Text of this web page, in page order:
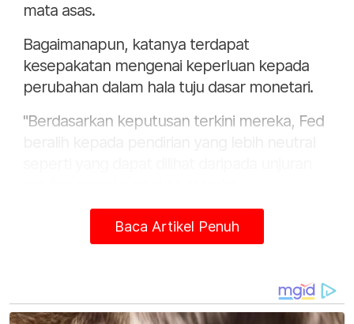
mata asas.
Bagaimanapun, katanya terdapat
kesepakatan mengenai keperluan kepada
perubahan dalam hala tuju dasar monetari.
"Berdasarkan keputusan terkini mereka, Fed
menyasarkan Kadar Dana Fed untuk
mencapai 4.4 peratus, 3.4 peratus dan 2.9
peratus pada akhir 2024, 2025 dan 2026.
Baca Artikel Penuh